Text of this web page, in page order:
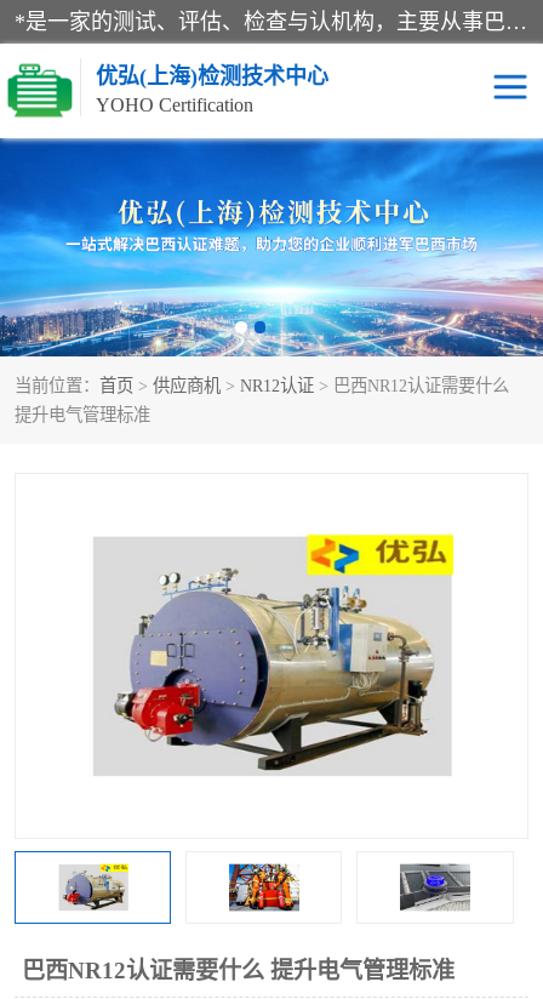
*是一家的测试、评估、检查与认机构，主要从事巴西NR10认证、NR12认证、NR13认证；ANATEL认证、INMTRO认证，欧盟CE认证：MD认证，PED认证，MID认证，ATEX认证，德国蓝色天使认证。
优弘(上海)检测技术中心
YOHO Certification
当前位置： 首页 > 供应商机 > NR12认证 > 巴西NR12认证需要什么
提升电气管理标准
巴西NR12认证需要什么 提升电气管理标准
RECYCLASS认证 NR10认证
NR12认证 NR13认证
ART认证 巴西NR认证
巴西认证 RETIE认证